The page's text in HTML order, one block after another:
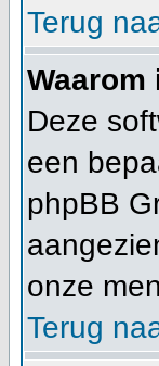
Terug
Deze
een
phpBB
onze
Terug